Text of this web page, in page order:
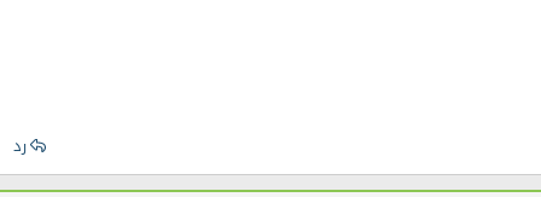
رد